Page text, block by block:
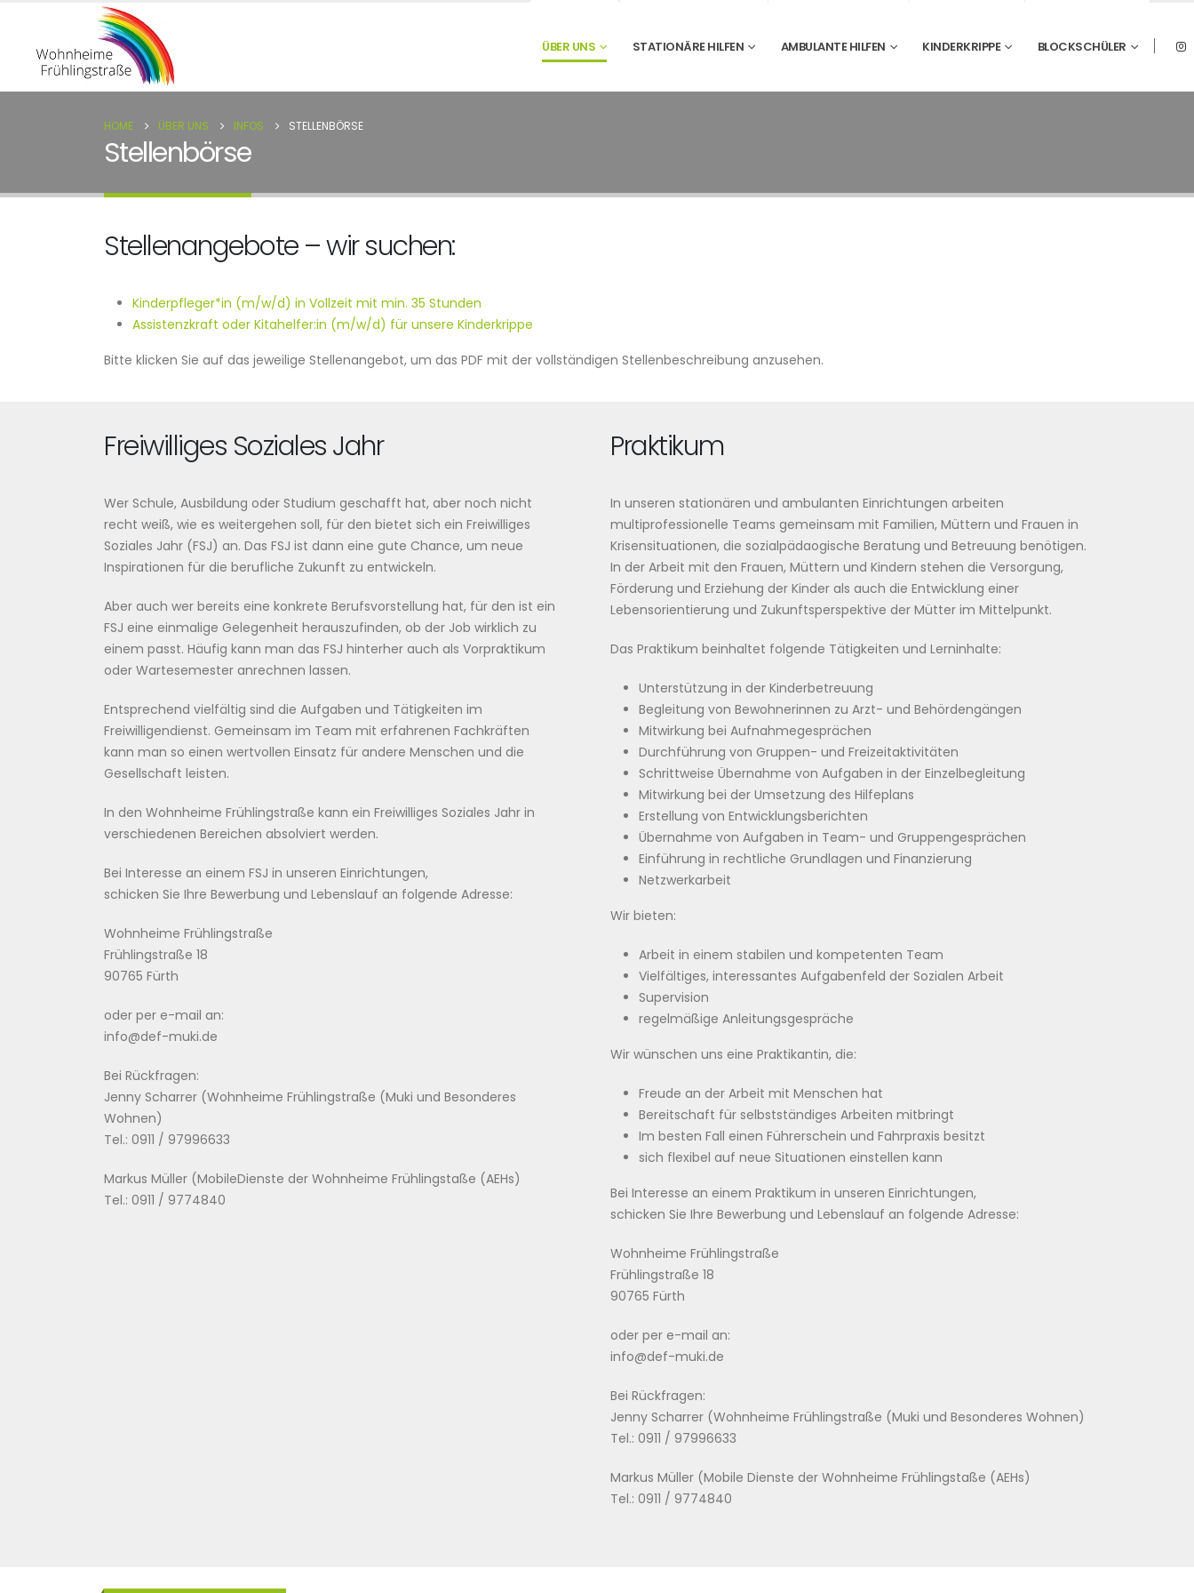
ÜBER UNS STATIONÄRE HILFEN AMBULANTE HILFEN KINDERKRIPPE BLOCKSCHÜLER
HOME ÜBER UNS INFOS STELLENBÖRSE
Stellenbörse
Stellenangebote – wir suchen:
Kinderpfleger*in (m/w/d) in Vollzeit mit min. 35 Stunden
Assistenzkraft oder Kitahelfer:in (m/w/d) für unsere Kinderkrippe
Bitte klicken Sie auf das jeweilige Stellenangebot, um das PDF mit der vollständigen Stellenbeschreibung anzusehen.
Freiwilliges Soziales Jahr
Wer Schule, Ausbildung oder Studium geschafft hat, aber noch nicht
recht weiß, wie es weitergehen soll, für den bietet sich ein Freiwilliges
Soziales Jahr (FSJ) an. Das FSJ ist dann eine gute Chance, um neue
Inspirationen für die berufliche Zukunft zu entwickeln.
Aber auch wer bereits eine konkrete Berufsvorstellung hat, für den ist ein
FSJ eine einmalige Gelegenheit herauszufinden, ob der Job wirklich zu
einem passt. Häufig kann man das FSJ hinterher auch als Vorpraktikum
oder Wartesemester anrechnen lassen.
Entsprechend vielfältig sind die Aufgaben und Tätigkeiten im
Freiwilligendienst. Gemeinsam im Team mit erfahrenen Fachkräften
kann man so einen wertvollen Einsatz für andere Menschen und die
Gesellschaft leisten.
In den Wohnheime Frühlingstraße kann ein Freiwilliges Soziales Jahr in
verschiedenen Bereichen absolviert werden.
Bei Interesse an einem FSJ in unseren Einrichtungen,
schicken Sie Ihre Bewerbung und Lebenslauf an folgende Adresse:
Wohnheime Frühlingstraße
Frühlingstraße 18
90765 Fürth
oder per e-mail an:
info@def-muki.de
Bei Rückfragen:
Jenny Scharrer (Wohnheime Frühlingstraße (Muki und Besonderes
Wohnen)
Tel.: 0911 / 97996633
Markus Müller (MobileDienste der Wohnheime Frühlingstaße (AEHs)
Tel.: 0911 / 9774840
Praktikum
In unseren stationären und ambulanten Einrichtungen arbeiten
multiprofessionelle Teams gemeinsam mit Familien, Müttern und Frauen in
Krisensituationen, die sozialpädaogische Beratung und Betreuung benötigen.
In der Arbeit mit den Frauen, Müttern und Kindern stehen die Versorgung,
Förderung und Erziehung der Kinder als auch die Entwicklung einer
Lebensorientierung und Zukunftsperspektive der Mütter im Mittelpunkt.
Das Praktikum beinhaltet folgende Tätigkeiten und Lerninhalte:
Unterstützung in der Kinderbetreuung
Begleitung von Bewohnerinnen zu Arzt- und Behördengängen
Mitwirkung bei Aufnahmegesprächen
Durchführung von Gruppen- und Freizeitaktivitäten
Schrittweise Übernahme von Aufgaben in der Einzelbegleitung
Mitwirkung bei der Umsetzung des Hilfeplans
Erstellung von Entwicklungsberichten
Übernahme von Aufgaben in Team- und Gruppengesprächen
Einführung in rechtliche Grundlagen und Finanzierung
Netzwerkarbeit
Wir bieten:
Arbeit in einem stabilen und kompetenten Team
Vielfältiges, interessantes Aufgabenfeld der Sozialen Arbeit
Supervision
regelmäßige Anleitungsgespräche
Wir wünschen uns eine Praktikantin, die:
Freude an der Arbeit mit Menschen hat
Bereitschaft für selbstständiges Arbeiten mitbringt
Im besten Fall einen Führerschein und Fahrpraxis besitzt
sich flexibel auf neue Situationen einstellen kann
Bei Interesse an einem Praktikum in unseren Einrichtungen,
schicken Sie Ihre Bewerbung und Lebenslauf an folgende Adresse:
Wohnheime Frühlingstraße
Frühlingstraße 18
90765 Fürth
oder per e-mail an:
info@def-muki.de
Bei Rückfragen:
Jenny Scharrer (Wohnheime Frühlingstraße (Muki und Besonderes Wohnen)
Tel.: 0911 / 97996633
Markus Müller (Mobile Dienste der Wohnheime Frühlingstaße (AEHs)
Tel.: 0911 / 9774840